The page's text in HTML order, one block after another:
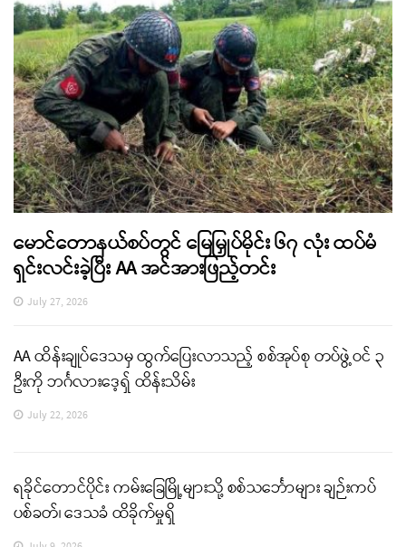
မောင်တောနယ်စပ်တွင် မြေမြှုပ်မိုင်း ၆၇ လုံး ထပ်မံ
ရှင်းလင်းခဲ့ပြီး AA အင်အားဖြည့်တင်း
July 27, 2026
AA ထိန်းချုပ်ဒေသမှ ထွက်ပြေးလာသည့် စစ်အုပ်စု တပ်ဖွဲ့ဝင် ၃
ဦးကို ဘင်္ဂလားဒေ့ရှ် ထိန်းသိမ်း
July 22, 2026
ရခိုင်တောင်ပိုင်း ကမ်းခြေမြို့များသို့ စစ်သင်္ဘောများ ချဉ်းကပ်
ပစ်ခတ်၊ ဒေသခံ ထိခိုက်မှုရှိ